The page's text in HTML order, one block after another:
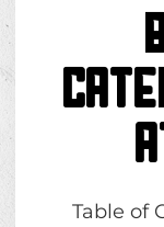
Table of